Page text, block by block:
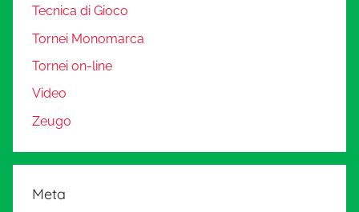
Tecnica di Gioco
Tornei Monomarca
Tornei on-line
Video
Zeugo
Meta